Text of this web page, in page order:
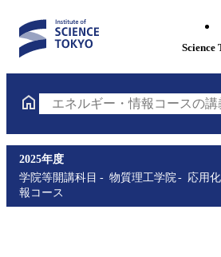
Science
エネルギー・情報コースの講
2025年度
学院等開講科目
物質理工学院 応用
報コース